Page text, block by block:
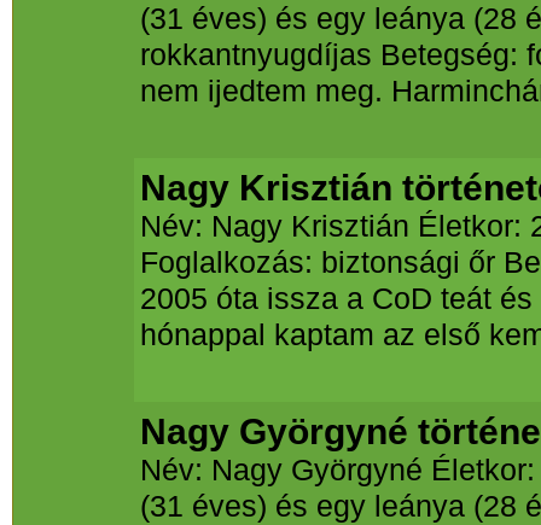
(31 éves) és egy leánya (28
rokkantnyugdíjas Betegség:
nem ijedtem meg.
Nagy Krisztián
Név: Nagy Krisztián Életkor:
Foglalkozás: biztonsági őr
2005 óta issza a CoD teát
hónappal kaptam az első
Nagy Györgyné
Név: Nagy Györgyné
(31 éves) és egy leánya (28